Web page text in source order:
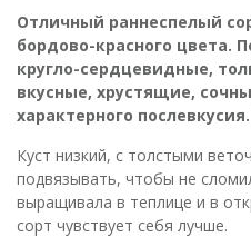
Отличный раннеспелый
бордово-красного цвета.
кругло-сердцевидные,
вкусные, хрустящие,
характерного
Куст низкий, с толстыми
подвязывать, чтобы не
выращивала в теплице и в
сорт чувствует себя лучше.